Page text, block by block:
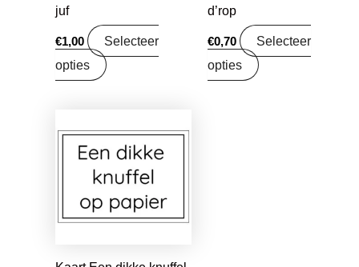
juf
€1,00
Selecteer
opties
d’rop
€0,70
Selecteer
opties